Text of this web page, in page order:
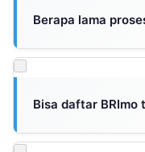
transaksi tertentu
Berapa lama
Untuk nasabah yang
kartu debit, proses
rekening baru, estimasi
antrian.
Bisa daftar BRImo
Bisa. Jika kartu ATM